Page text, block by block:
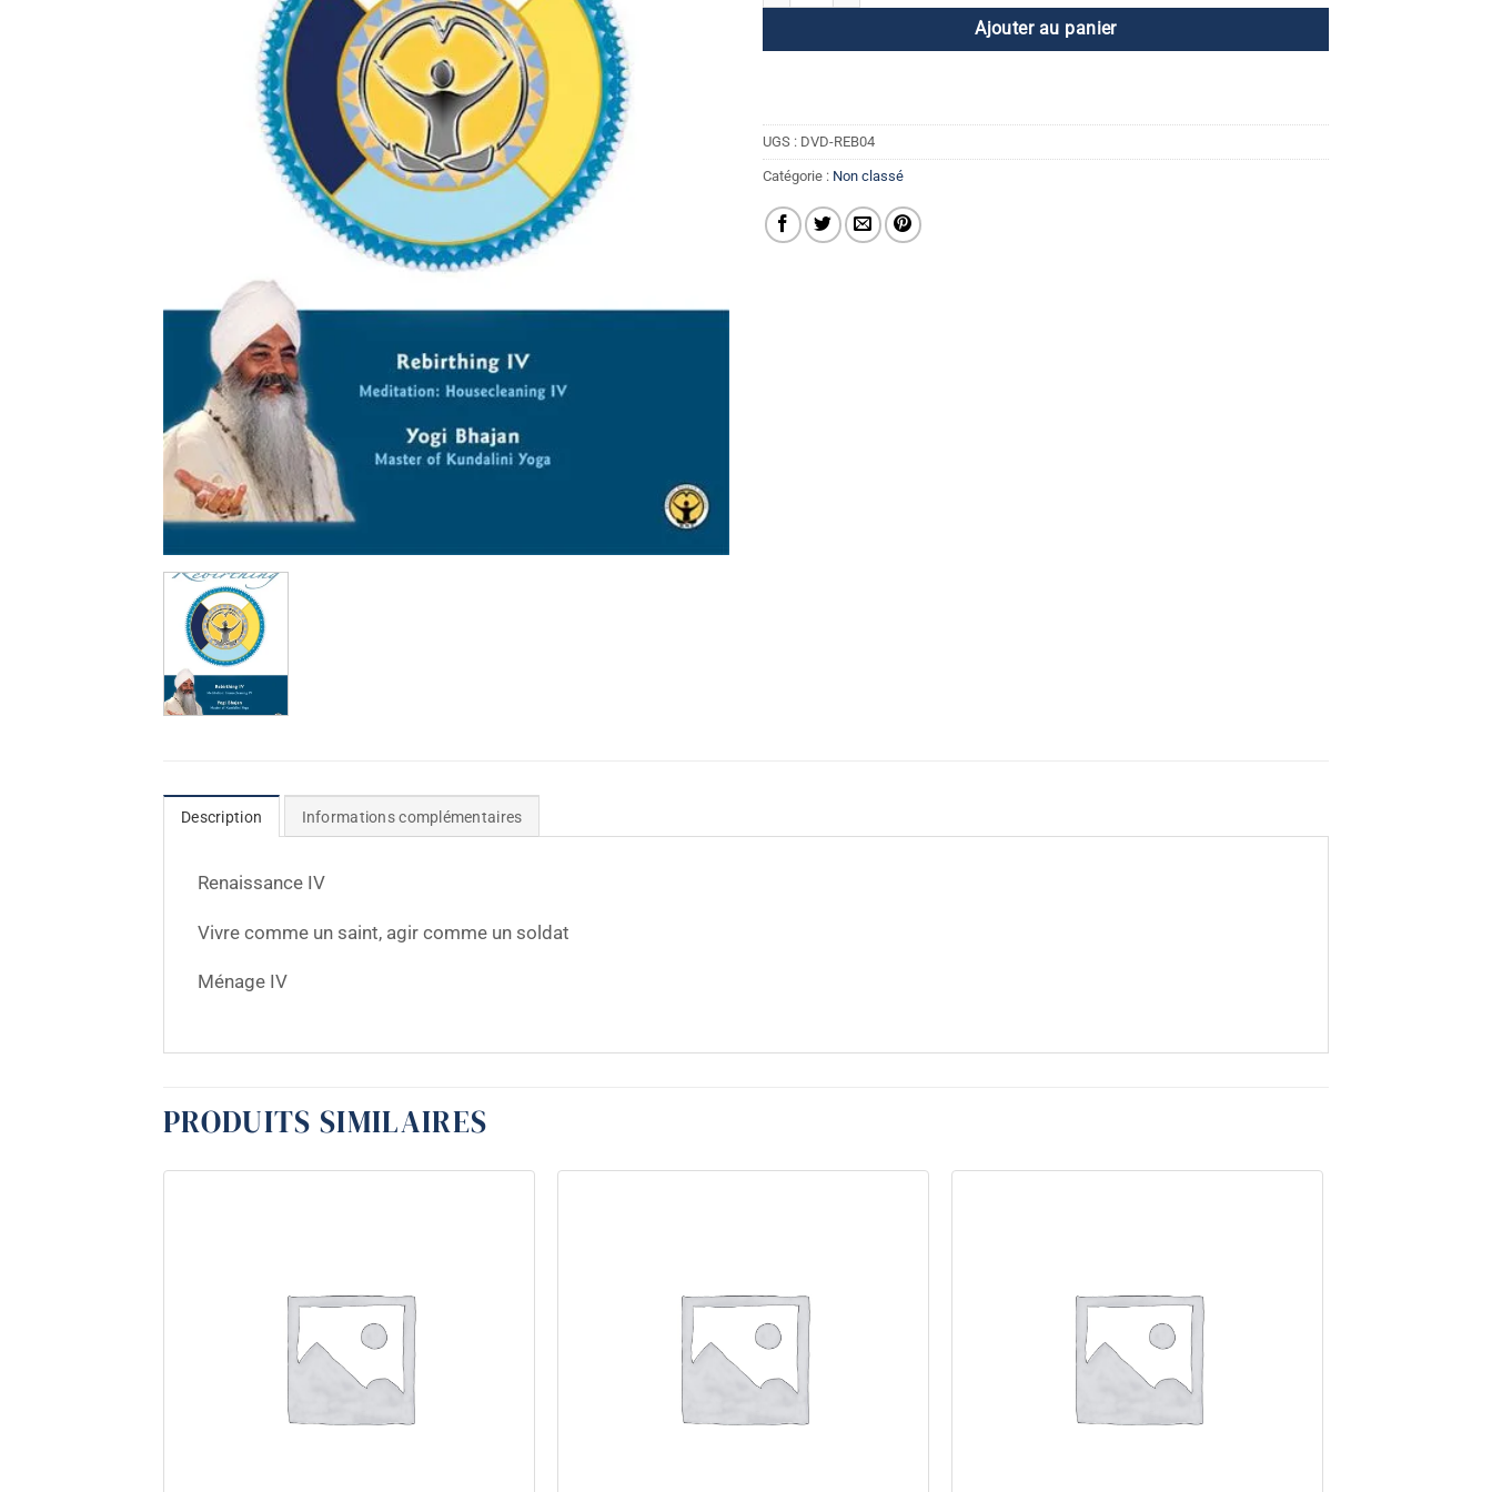
Ajouter au panier
UGS : DVD-REB04
Catégorie : Non classé
Description Informations complémentaires
Renaissance IV
Vivre comme un saint, agir comme un soldat
Ménage IV
PRODUITS SIMILAIRES